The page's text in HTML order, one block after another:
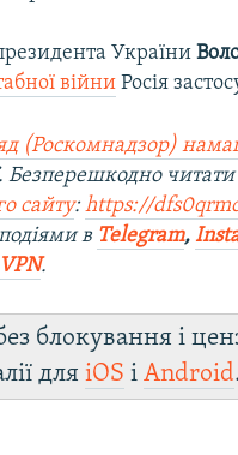
України
війни Росія
(Роскомнадзор)
Безперешкодно
сайту:https://
в Telegram,
VPN.
блокування і
дляiOS іAndroid.